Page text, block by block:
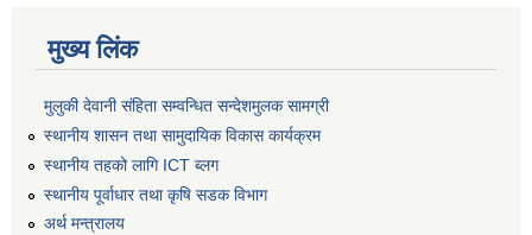
मुख्य लिंक
मुलुकी देवानी संहिता सम्वन्धित सन्देशमुलक सामग्री
स्थानीय शासन तथा सामुदायिक विकास कार्यक्रम
स्थानीय तहको लागि ICT ब्लग
स्थानीय पूर्वाधार तथा कृषि सडक विभाग
अर्थ मन्त्रालय